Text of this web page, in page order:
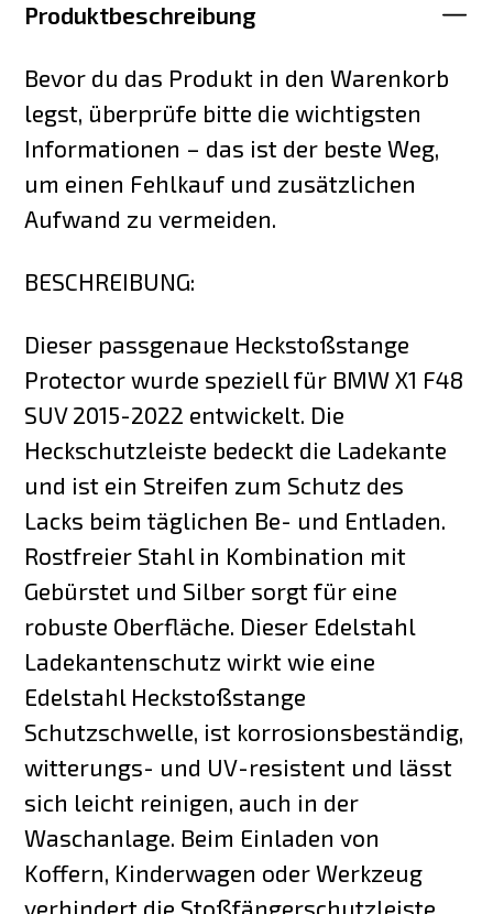
Produktbeschreibung
Bevor du das Produkt in den Warenkorb
legst, überprüfe bitte die wichtigsten
Informationen – das ist der beste Weg,
um einen Fehlkauf und zusätzlichen
Aufwand zu vermeiden.
BESCHREIBUNG:
Dieser passgenaue Heckstoßstange
Protector wurde speziell für BMW X1 F48
SUV 2015-2022 entwickelt. Die
Heckschutzleiste bedeckt die Ladekante
und ist ein Streifen zum Schutz des
Lacks beim täglichen Be- und Entladen.
Rostfreier Stahl in Kombination mit
Gebürstet und Silber sorgt für eine
robuste Oberfläche. Dieser Edelstahl
Ladekantenschutz wirkt wie eine
Edelstahl Heckstoßstange
Schutzschwelle, ist korrosionsbeständig,
witterungs- und UV-resistent und lässt
sich leicht reinigen, auch in der
Waschanlage. Beim Einladen von
Koffern, Kinderwagen oder Werkzeug
verhindert die Stoßfängerschutzleiste